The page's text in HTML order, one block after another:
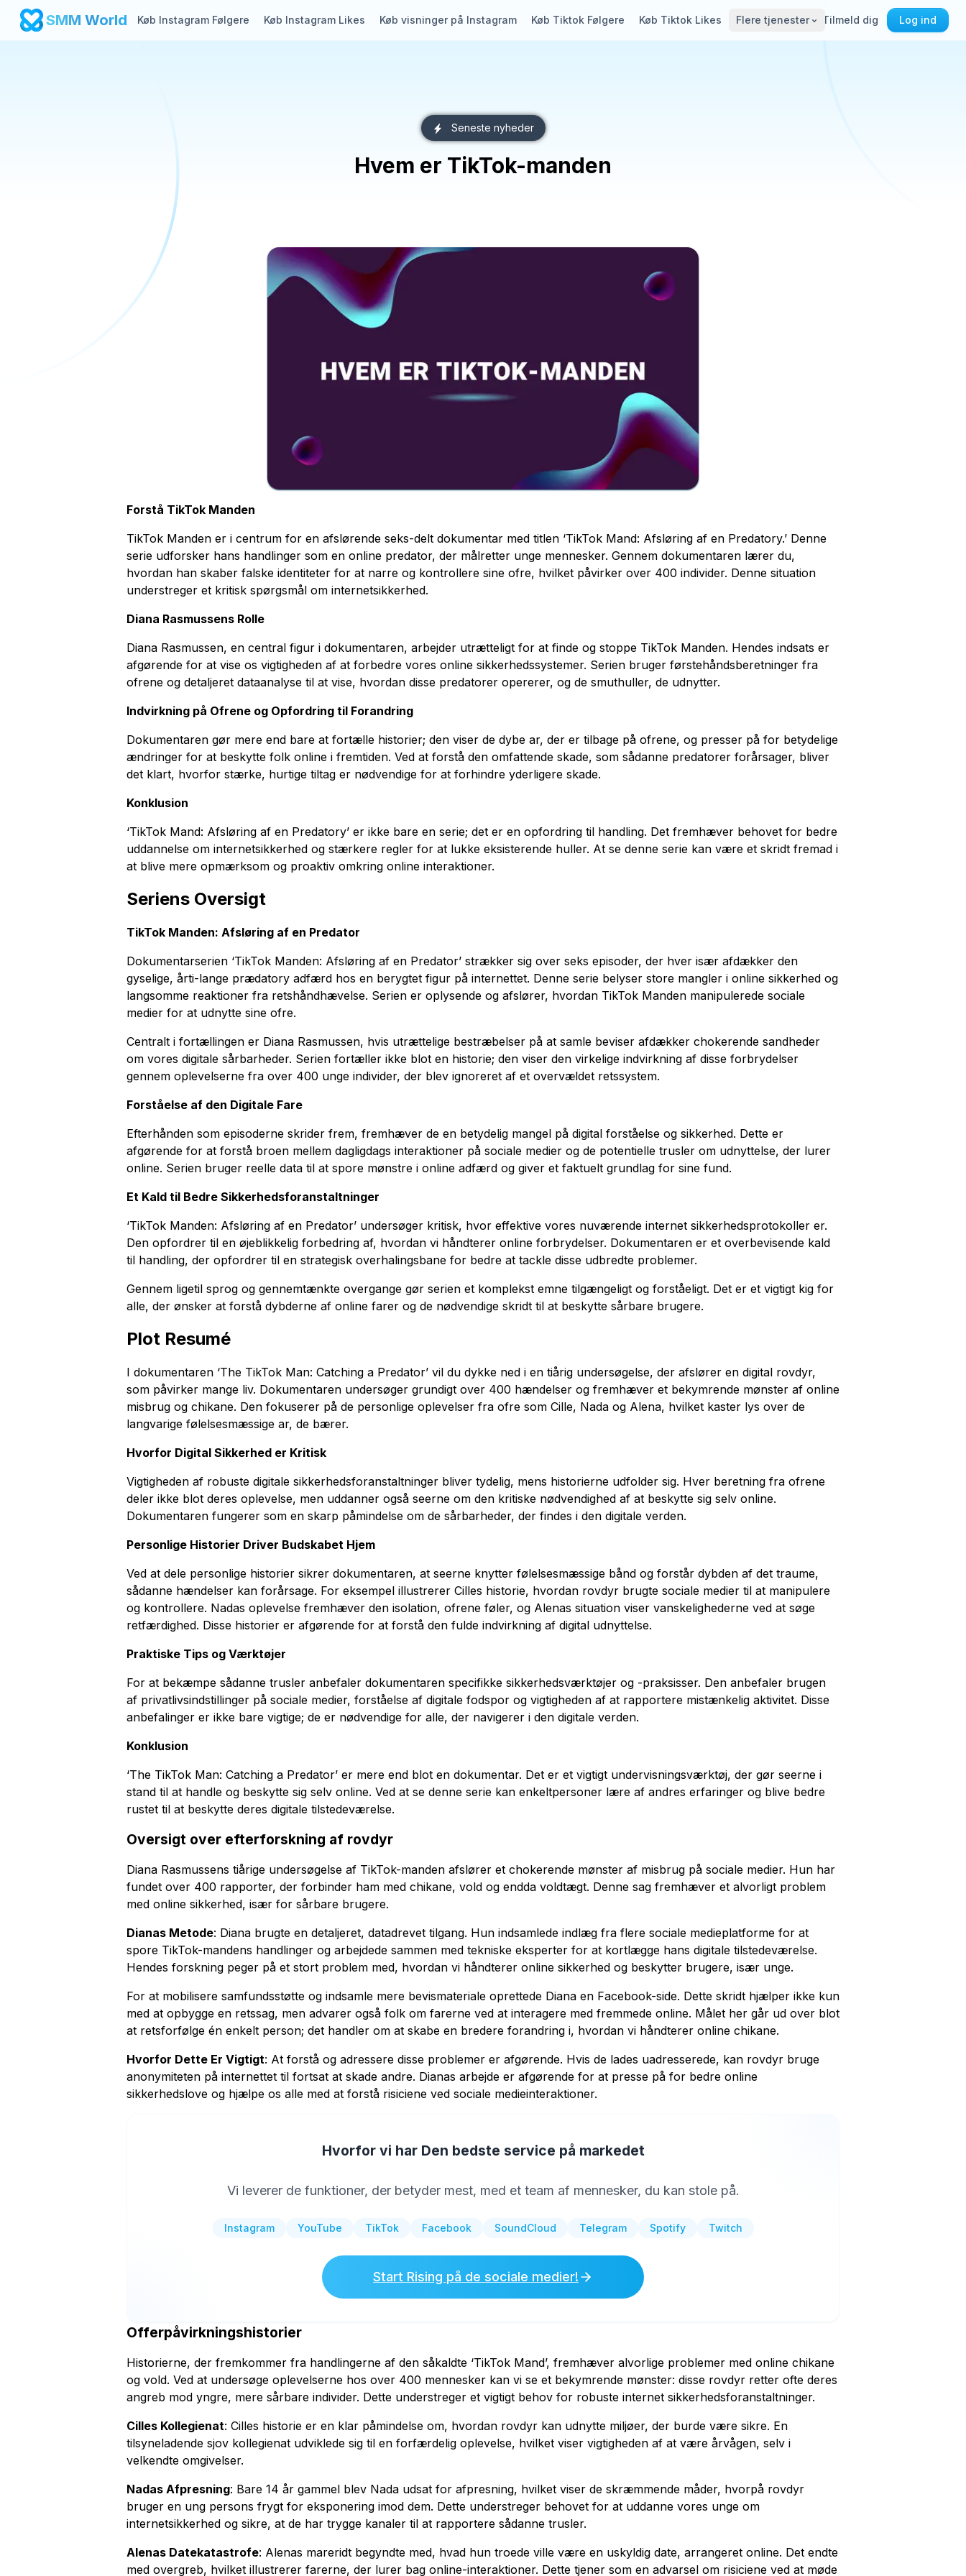
SMM World Køb Instagram Følgere Køb Instagram Likes Køb visninger på Instagram Køb Tiktok Følgere Køb Tiktok Likes Flere tjenester Tilmeld dig Log ind
Seneste nyheder
Hvem er TikTok-manden
Forstå TikTok Manden
TikTok Manden er i centrum for en afslørende seks-delt dokumentar med titlen ‘TikTok Mand: Afsløring af en Predatory.’ Denne
serie udforsker hans handlinger som en online predator, der målretter unge mennesker. Gennem dokumentaren lærer du,
hvordan han skaber falske identiteter for at narre og kontrollere sine ofre, hvilket påvirker over 400 individer. Denne situation
understreger et kritisk spørgsmål om internetsikkerhed.
Diana Rasmussens Rolle
Diana Rasmussen, en central figur i dokumentaren, arbejder utrætteligt for at finde og stoppe TikTok Manden. Hendes indsats er
afgørende for at vise os vigtigheden af at forbedre vores online sikkerhedssystemer. Serien bruger førstehåndsberetninger fra
ofrene og detaljeret dataanalyse til at vise, hvordan disse predatorer opererer, og de smuthuller, de udnytter.
Indvirkning på Ofrene og Opfordring til Forandring
Dokumentaren gør mere end bare at fortælle historier; den viser de dybe ar, der er tilbage på ofrene, og presser på for betydelige
ændringer for at beskytte folk online i fremtiden. Ved at forstå den omfattende skade, som sådanne predatorer forårsager, bliver
det klart, hvorfor stærke, hurtige tiltag er nødvendige for at forhindre yderligere skade.
Konklusion
‘TikTok Mand: Afsløring af en Predatory’ er ikke bare en serie; det er en opfordring til handling. Det fremhæver behovet for bedre
uddannelse om internetsikkerhed og stærkere regler for at lukke eksisterende huller. At se denne serie kan være et skridt fremad i
at blive mere opmærksom og proaktiv omkring online interaktioner.
Seriens Oversigt
TikTok Manden: Afsløring af en Predator
Dokumentarserien ‘TikTok Manden: Afsløring af en Predator’ strækker sig over seks episoder, der hver især afdækker den
gyselige, årti-lange prædatory adfærd hos en berygtet figur på internettet. Denne serie belyser store mangler i online sikkerhed og
langsomme reaktioner fra retshåndhævelse. Serien er oplysende og afslører, hvordan TikTok Manden manipulerede sociale
medier for at udnytte sine ofre.
Centralt i fortællingen er Diana Rasmussen, hvis utrættelige bestræbelser på at samle beviser afdækker chokerende sandheder
om vores digitale sårbarheder. Serien fortæller ikke blot en historie; den viser den virkelige indvirkning af disse forbrydelser
gennem oplevelserne fra over 400 unge individer, der blev ignoreret af et overvældet retssystem.
Forståelse af den Digitale Fare
Efterhånden som episoderne skrider frem, fremhæver de en betydelig mangel på digital forståelse og sikkerhed. Dette er
afgørende for at forstå broen mellem dagligdags interaktioner på sociale medier og de potentielle trusler om udnyttelse, der lurer
online. Serien bruger reelle data til at spore mønstre i online adfærd og giver et faktuelt grundlag for sine fund.
Et Kald til Bedre Sikkerhedsforanstaltninger
‘TikTok Manden: Afsløring af en Predator’ undersøger kritisk, hvor effektive vores nuværende internet sikkerhedsprotokoller er.
Den opfordrer til en øjeblikkelig forbedring af, hvordan vi håndterer online forbrydelser. Dokumentaren er et overbevisende kald
til handling, der opfordrer til en strategisk overhalingsbane for bedre at tackle disse udbredte problemer.
Gennem ligetil sprog og gennemtænkte overgange gør serien et komplekst emne tilgængeligt og forståeligt. Det er et vigtigt kig for
alle, der ønsker at forstå dybderne af online farer og de nødvendige skridt til at beskytte sårbare brugere.
Plot Resumé
I dokumentaren ‘The TikTok Man: Catching a Predator’ vil du dykke ned i en tiårig undersøgelse, der afslører en digital rovdyr,
som påvirker mange liv. Dokumentaren undersøger grundigt over 400 hændelser og fremhæver et bekymrende mønster af online
misbrug og chikane. Den fokuserer på de personlige oplevelser fra ofre som Cille, Nada og Alena, hvilket kaster lys over de
langvarige følelsesmæssige ar, de bærer.
Hvorfor Digital Sikkerhed er Kritisk
Vigtigheden af robuste digitale sikkerhedsforanstaltninger bliver tydelig, mens historierne udfolder sig. Hver beretning fra ofrene
deler ikke blot deres oplevelse, men uddanner også seerne om den kritiske nødvendighed af at beskytte sig selv online.
Dokumentaren fungerer som en skarp påmindelse om de sårbarheder, der findes i den digitale verden.
Personlige Historier Driver Budskabet Hjem
Ved at dele personlige historier sikrer dokumentaren, at seerne knytter følelsesmæssige bånd og forstår dybden af det traume,
sådanne hændelser kan forårsage. For eksempel illustrerer Cilles historie, hvordan rovdyr brugte sociale medier til at manipulere
og kontrollere. Nadas oplevelse fremhæver den isolation, ofrene føler, og Alenas situation viser vanskelighederne ved at søge
retfærdighed. Disse historier er afgørende for at forstå den fulde indvirkning af digital udnyttelse.
Praktiske Tips og Værktøjer
For at bekæmpe sådanne trusler anbefaler dokumentaren specifikke sikkerhedsværktøjer og -praksisser. Den anbefaler brugen
af privatlivsindstillinger på sociale medier, forståelse af digitale fodspor og vigtigheden af at rapportere mistænkelig aktivitet. Disse
anbefalinger er ikke bare vigtige; de er nødvendige for alle, der navigerer i den digitale verden.
Konklusion
‘The TikTok Man: Catching a Predator’ er mere end blot en dokumentar. Det er et vigtigt undervisningsværktøj, der gør seerne i
stand til at handle og beskytte sig selv online. Ved at se denne serie kan enkeltpersoner lære af andres erfaringer og blive bedre
rustet til at beskytte deres digitale tilstedeværelse.
Oversigt over efterforskning af rovdyr
Diana Rasmussens tiårige undersøgelse af TikTok-manden afslører et chokerende mønster af misbrug på sociale medier. Hun har
fundet over 400 rapporter, der forbinder ham med chikane, vold og endda voldtægt. Denne sag fremhæver et alvorligt problem
med online sikkerhed, især for sårbare brugere.
Dianas Metode: Diana brugte en detaljeret, datadrevet tilgang. Hun indsamlede indlæg fra flere sociale medieplatforme for at
spore TikTok-mandens handlinger og arbejdede sammen med tekniske eksperter for at kortlægge hans digitale tilstedeværelse.
Hendes forskning peger på et stort problem med, hvordan vi håndterer online sikkerhed og beskytter brugere, især unge.
For at mobilisere samfundsstøtte og indsamle mere bevismateriale oprettede Diana en Facebook-side. Dette skridt hjælper ikke kun
med at opbygge en retssag, men advarer også folk om farerne ved at interagere med fremmede online. Målet her går ud over blot
at retsforfølge én enkelt person; det handler om at skabe en bredere forandring i, hvordan vi håndterer online chikane.
Hvorfor Dette Er Vigtigt: At forstå og adressere disse problemer er afgørende. Hvis de lades uadresserede, kan rovdyr bruge
anonymiteten på internettet til fortsat at skade andre. Dianas arbejde er afgørende for at presse på for bedre online
sikkerhedslove og hjælpe os alle med at forstå risiciene ved sociale medieinteraktioner.
Hvorfor vi har Den bedste service på markedet
Vi leverer de funktioner, der betyder mest, med et team af mennesker, du kan stole på.
Instagram YouTube TikTok Facebook SoundCloud Telegram Spotify Twitch
Start Rising på de sociale medier!
Offerpåvirkningshistorier
Historierne, der fremkommer fra handlingerne af den såkaldte ‘TikTok Mand’, fremhæver alvorlige problemer med online chikane
og vold. Ved at undersøge oplevelserne hos over 400 mennesker kan vi se et bekymrende mønster: disse rovdyr retter ofte deres
angreb mod yngre, mere sårbare individer. Dette understreger et vigtigt behov for robuste internet sikkerhedsforanstaltninger.
Cilles Kollegienat: Cilles historie er en klar påmindelse om, hvordan rovdyr kan udnytte miljøer, der burde være sikre. En
tilsyneladende sjov kollegienat udviklede sig til en forfærdelig oplevelse, hvilket viser vigtigheden af at være årvågen, selv i
velkendte omgivelser.
Nadas Afpresning: Bare 14 år gammel blev Nada udsat for afpresning, hvilket viser de skræmmende måder, hvorpå rovdyr
bruger en ung persons frygt for eksponering imod dem. Dette understreger behovet for at uddanne vores unge om
internetsikkerhed og sikre, at de har trygge kanaler til at rapportere sådanne trusler.
Alenas Datekatastrofe: Alenas mareridt begyndte med, hvad hun troede ville være en uskyldig date, arrangeret online. Det endte
med overgreb, hvilket illustrerer farerne, der lurer bag online-interaktioner. Dette tjener som en advarsel om risiciene ved at møde